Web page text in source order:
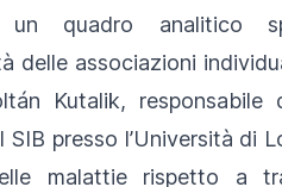
un quadro analitico
delle associazioni
n Kutalik,
presso l’Università di
malattie rispetto a